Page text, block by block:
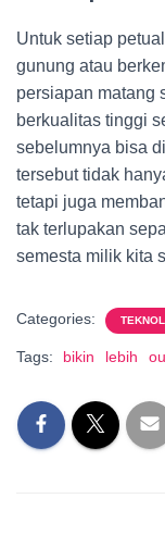
Untuk setiap
gunung atau
persiapan matang
berkualitas tinggi
sebelumnya bisa
tersebut tidak
tetapi juga
tak terlupakan
semesta milik kita
Categories:
Tags: bikin lebih